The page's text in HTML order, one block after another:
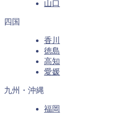
山口
四国
香川
徳島
高知
愛媛
九州・沖縄
福岡